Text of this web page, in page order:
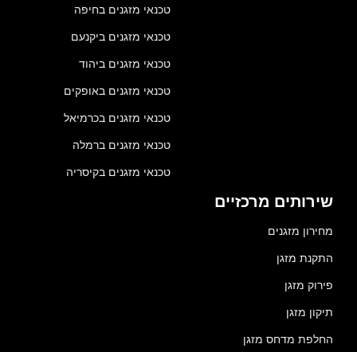
טכנאי מזגנים בחיפה
טכנאי מזגנים ביקנעם
טכנאי מזגנים ביהוד
טכנאי מזגנים באופקים
טכנאי מזגנים בכרמיאל
טכנאי מזגנים ברמלה
טכנאי מזגנים בקיסריה
שירותים מרכזיים
מחירון מזגנים
התקנת מזגן
פירוק מזגן
תיקון מזגן
החלפת מדחס מזגן